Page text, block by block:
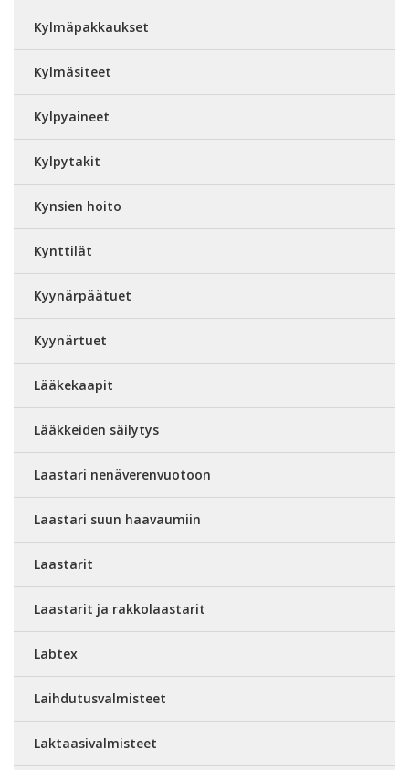
Kylmäpakkaukset
Kylmäsiteet
Kylpyaineet
Kylpytakit
Kynsien hoito
Kynttilät
Kyynärpäätuet
Kyynärtuet
Lääkekaapit
Lääkkeiden säilytys
Laastari nenäverenvuotoon
Laastari suun haavaumiin
Laastarit
Laastarit ja rakkolaastarit
Labtex
Laihdutusvalmisteet
Laktaasivalmisteet